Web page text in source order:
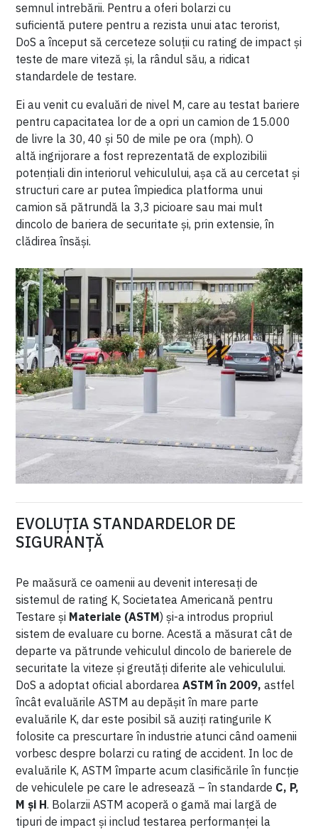
semnul intrebării. Pentru a oferi bolarzi cu
suficientă putere pentru a rezista unui atac terorist,
DoS a început să cerceteze soluții cu rating de impact și
teste de mare viteză și, la rândul său, a ridicat
standardele de testare.
Ei au venit cu evaluări de nivel M, care au testat bariere
pentru capacitatea lor de a opri un camion de 15.000
de livre la 30, 40 și 50 de mile pe ora (mph). O
altă ingrijorare a fost reprezentată de explozibilii
potențiali din interiorul vehiculului, așa că au cercetat și
structuri care ar putea împiedica platforma unui
camion să pătrundă la 3,3 picioare sau mai mult
dincolo de bariera de securitate și, prin extensie, în
clădirea însăși.
EVOLUȚIA STANDARDELOR DE
SIGURANȚĂ
Pe maăsură ce oamenii au devenit interesați de
sistemul de rating K, Societatea Americană pentru
Testare și Materiale (ASTM) și-a introdus propriul
sistem de evaluare cu borne. Acestă a măsurat cât de
departe va pătrunde vehiculul dincolo de barierele de
securitate la viteze și greutăți diferite ale vehiculului.
DoS a adoptat oficial abordareaASTM în 2009, astfel
încât evaluările ASTM au depășit în mare parte
evaluările K, dar este posibil să auziți ratingurile K
folosite ca prescurtare în industrie atunci când oamenii
vorbesc despre bolarzi cu rating de accident. In loc de
evaluările K, ASTM împarte acum clasificările în funcție
de vehiculele pe care le adresează – în standarde C, P,
M și H. Bolarzii ASTM acoperă o gamă mai largă de
tipuri de impact și includ testarea performanței la